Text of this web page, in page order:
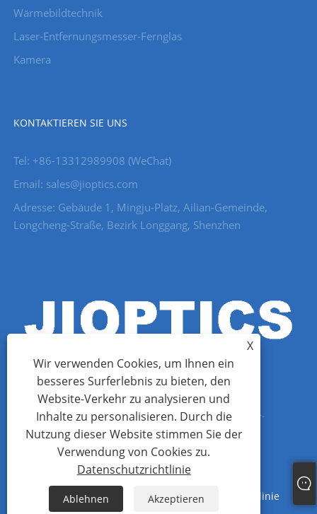
Wärmebildtechnik
Laser-Entfernungsmesser-Fernglas
Kamera
KONTAKTIEREN SIE UNS
Tel: +86-13312989908 (WeChat)
Email: sales@jioptics.com
Adresse: Gebäude 1, Mingju-Platz, Ailian-Gemeinde,
Longcheng-Straße, Bezirk Longgang, Shenzhen
Copyright © 2022 Shenzhen Jioptics Technology Co., Ltd – Laser-
Entfernungsmessermodul, Zoom-MWIR-Kamera – Alle Rechte
Sitemap XML Datenschutzrichtlinie
X
Wir verwenden Cookies, um Ihnen ein
besseres Surferlebnis zu bieten, den
Website-Verkehr zu analysieren und
Inhalte zu personalisieren. Durch die
Nutzung dieser Website stimmen Sie der
Verwendung von Cookies zu.
Datenschutzrichtlinie
Ablehnen Akzeptieren